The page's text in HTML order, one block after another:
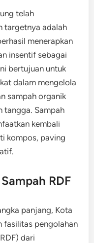
telah
targetnya adalah
menerapkan
insentif sebagai
bertujuan untuk
dalam mengelola
sampah organik
tangga. Sampah
kembali
kompos, paving
RDF
panjang, Kota
fasilitas pengolahan
dari